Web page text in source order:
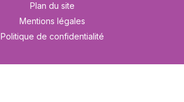
Plan du site
Mentions légales
Politique de confidentialité